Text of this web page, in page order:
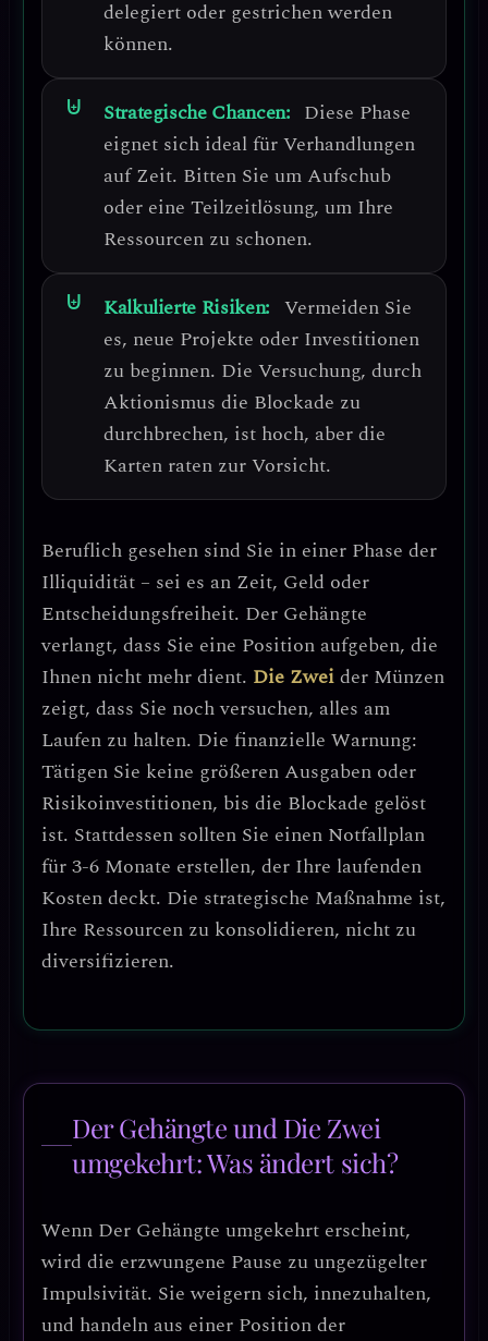
delegiert oder gestrichen werden
können.
Strategische Chancen: Diese Phase
eignet sich ideal fürVerhandlungen
auf Zeit. Bitten Sie um Aufschub
oder eine Teilzeitlösung, um Ihre
Ressourcen zu schonen.
Kalkulierte Risiken: Vermeiden Sie
es, neue Projekte oder Investitionen
zu beginnen. Die Versuchung, durch
Aktionismus die Blockade zu
durchbrechen, ist hoch, aber die
Karten raten zur Vorsicht.
Beruflich gesehen sind Sie in einer Phase der
Illiquidität – sei es an Zeit, Geld oder
Entscheidungsfreiheit. Der Gehängte
verlangt, dass Sie eine Position aufgeben, die
Ihnen nicht mehr dient. Die Zweider Münzen
zeigt, dass Sie noch versuchen, alles am
Laufen zu halten. Die finanzielle Warnung:
Tätigen Sie keine größeren Ausgaben oder
Risikoinvestitionen, bis die Blockade gelöst
ist. Stattdessen sollten Sie einen Notfallplan
für 3-6 Monate erstellen, der Ihre laufenden
Kosten deckt. Die strategische Maßnahme ist,
Ihre Ressourcen zu konsolidieren, nicht zu
diversifizieren.
Der Gehängte und Die Zwei
umgekehrt: Was ändert sich?
Wenn Der Gehängte umgekehrt erscheint,
wird die erzwungene Pause zuungezügelter
Impulsivität. Sie weigern sich, innezuhalten,
und handeln aus einer Position der